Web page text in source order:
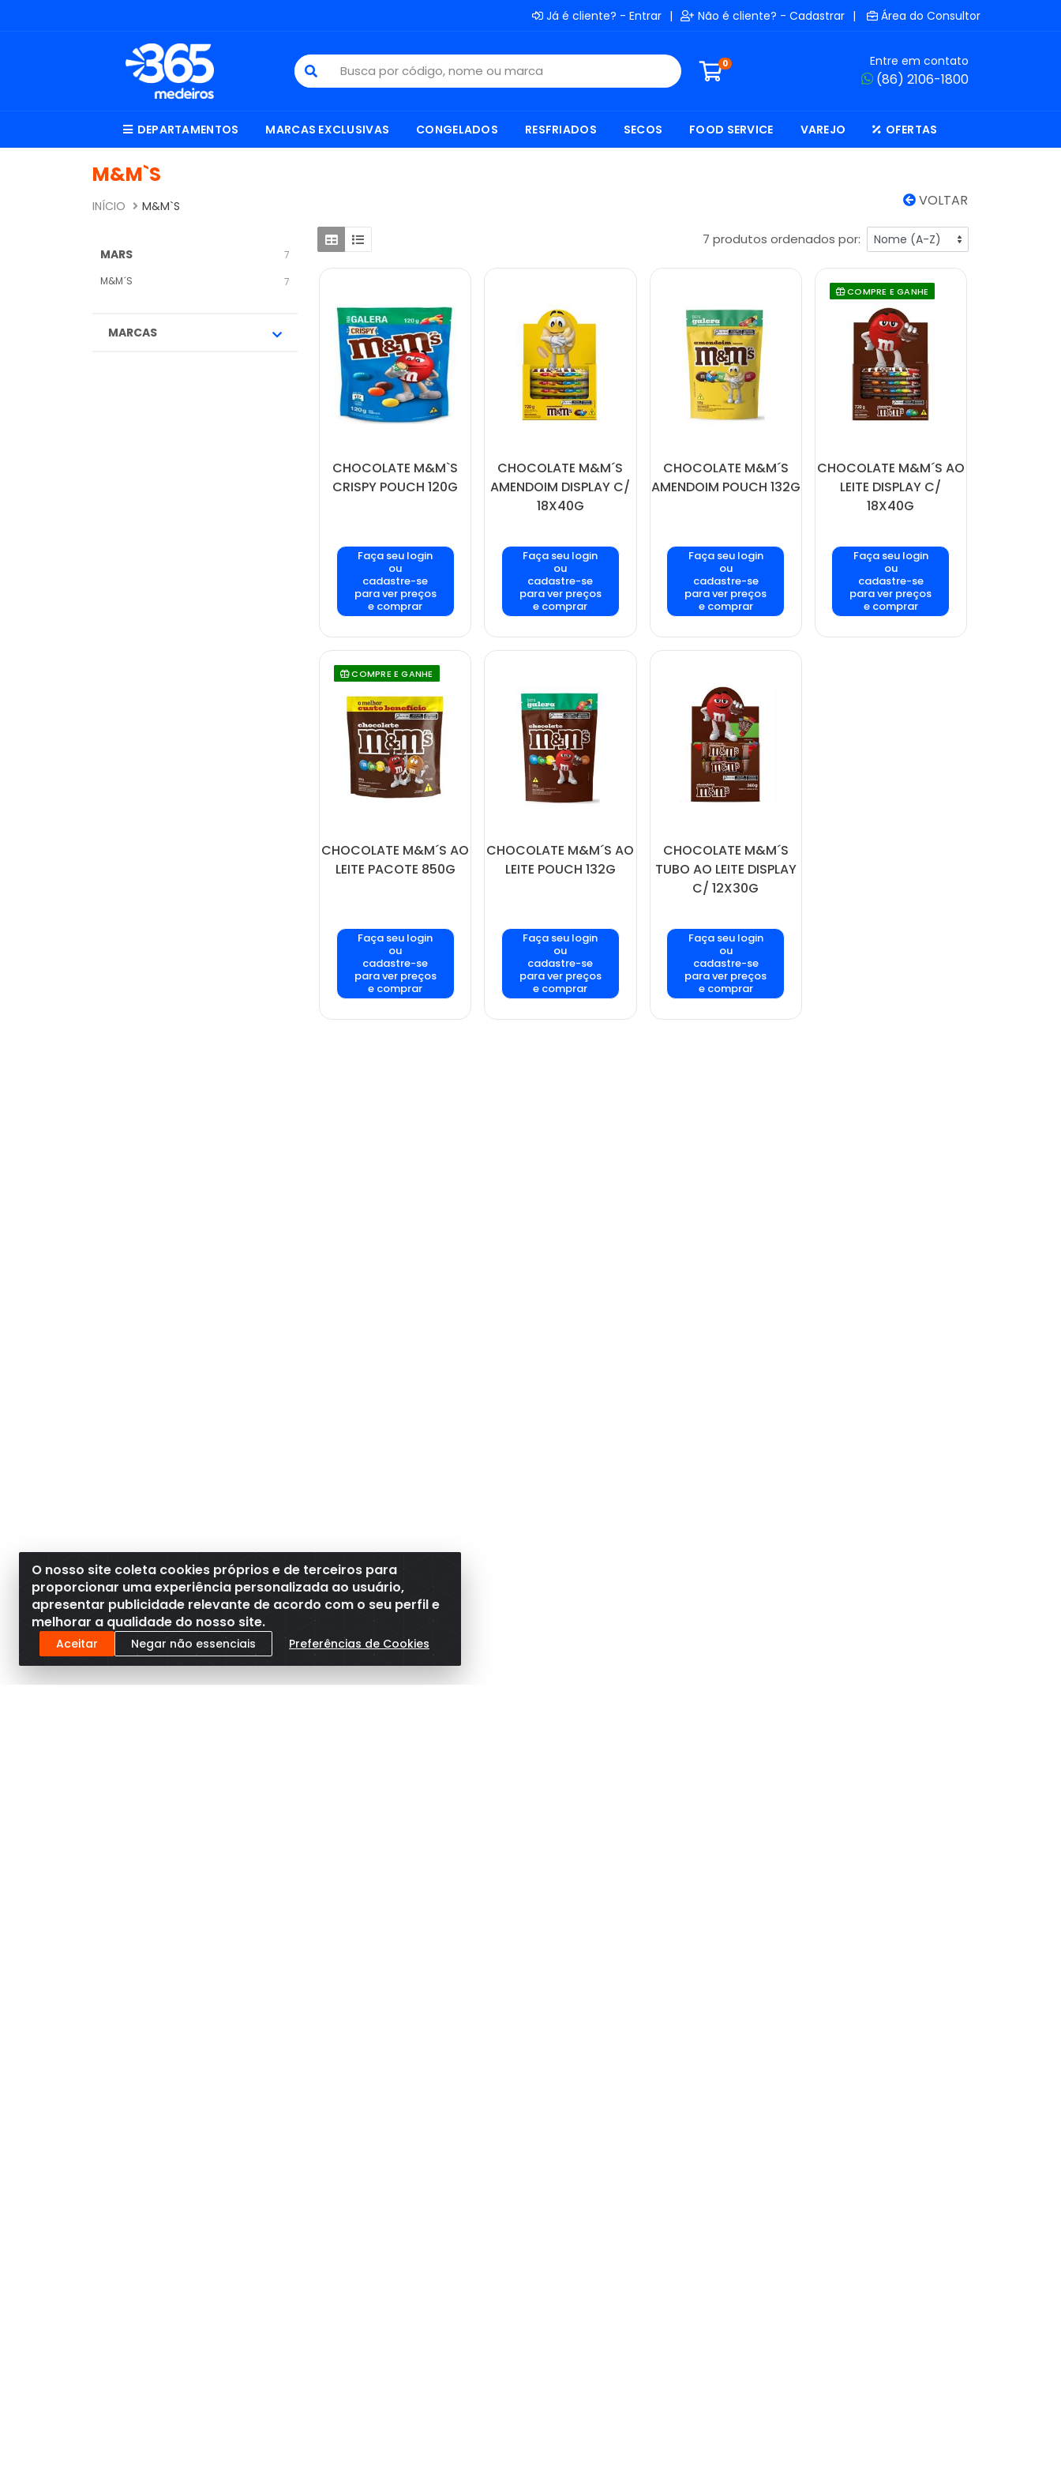
Já é cliente? - Entrar | Não é cliente? - Cadastrar | Área do Consultor
0 Entre em contato
(86) 2106-1800
DEPARTAMENTOS MARCAS EXCLUSIVAS CONGELADOS RESFRIADOS SECOS FOOD SERVICE VAREJO OFERTAS
M&M`S
VOLTAR
INÍCIO M&M`S
MARS
7
M&M´S
7
MARCAS
7 produtos ordenados por:
CHOCOLATE M&M`S
CRISPY POUCH 120G
Faça seu login
ou
cadastre-se
para ver preços
e comprar
CHOCOLATE M&M´S
AMENDOIM DISPLAY C/
18X40G
Faça seu login
ou
cadastre-se
para ver preços
e comprar
CHOCOLATE M&M´S
AMENDOIM POUCH 132G
Faça seu login
ou
cadastre-se
para ver preços
e comprar
COMPRE E GANHE
CHOCOLATE M&M´S AO
LEITE DISPLAY C/
18X40G
Faça seu login
ou
cadastre-se
para ver preços
e comprar
COMPRE E GANHE
CHOCOLATE M&M´S AO
LEITE PACOTE 850G
Faça seu login
ou
cadastre-se
para ver preços
e comprar
CHOCOLATE M&M´S AO
LEITE POUCH 132G
Faça seu login
ou
cadastre-se
para ver preços
e comprar
CHOCOLATE M&M´S
TUBO AO LEITE DISPLAY
C/ 12X30G
Faça seu login
ou
cadastre-se
para ver preços
e comprar
O nosso site coleta cookies próprios e de terceiros para
proporcionar uma experiência personalizada ao usuário,
apresentar publicidade relevante de acordo com o seu perfil e
melhorar a qualidade do nosso site.
Aceitar Negar não essenciais Preferências de Cookies